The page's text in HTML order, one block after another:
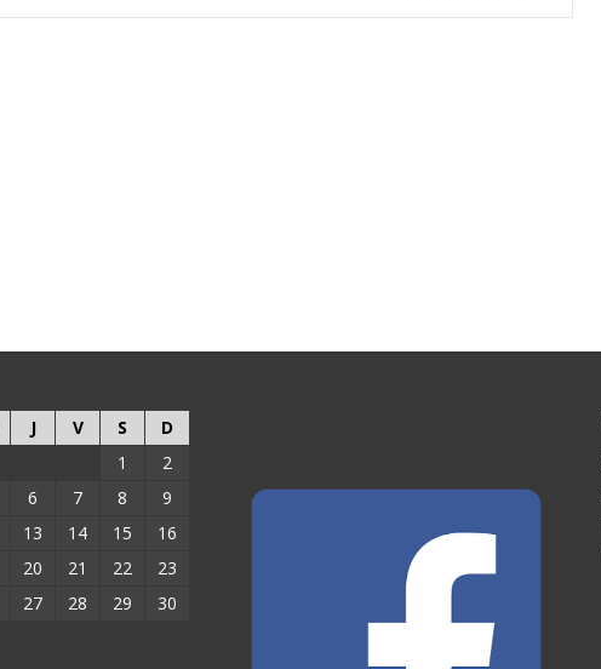
J V S
D
1
2
6 7 8
9
13 14 15
16
20 21 22
23
27 28 29
30